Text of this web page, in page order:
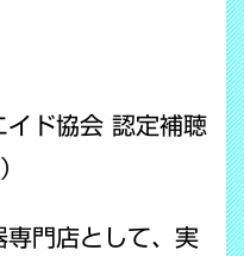
イド協会 認定補聴
専門店として、実